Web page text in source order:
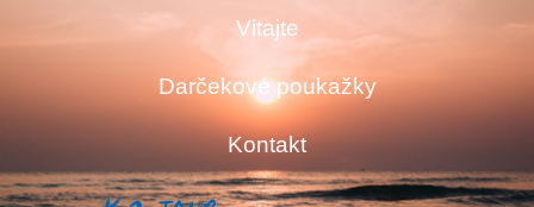
Vitajte
Darčekové poukažky
Kontakt